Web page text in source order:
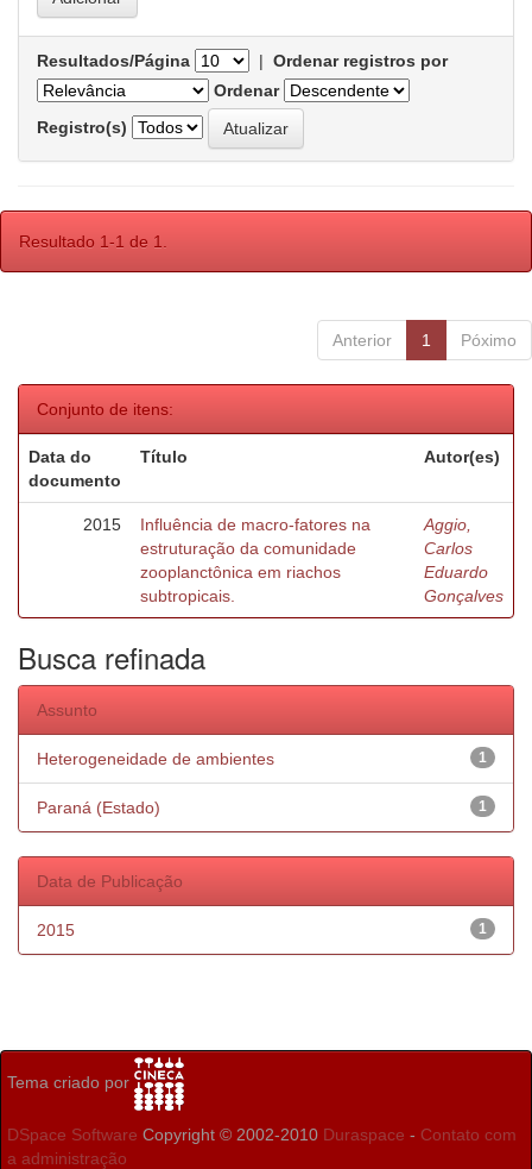
Resultados/Página | Ordenar registros por
Ordenar
Registro(s)
Resultado 1-1 de 1.
Anterior 1 Póximo
Conjunto de itens:
Data do
documento
Título Autor(es)
2015
Influência de macro-fatores na
estruturação da comunidade
zooplanctônica em riachos
subtropicais.
Aggio,
Carlos
Eduardo
Gonçalves
Busca refinada
Assunto
1
Heterogeneidade de ambientes
1
Paraná (Estado)
Data de Publicação
1
2015
Tema criado por
DSpace Software Copyright © 2002-2010 Duraspace - Contato com
a administração